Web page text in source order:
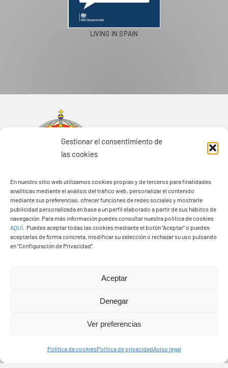
Gestionar el consentimiento de
las cookies
En nuestro sitio web utilizamos cookies propias y de terceros para finalidades
analíticas mediante el análisis del tráfico web, personalizar el contenido
mediante sus preferencias, ofrecer funciones de redes sociales y mostrarle
publicidad personalizada en base a un perfil elaborado a partir de sus hábitos de
navegación. Para más información puedes consultar nuestra política de cookies
AQUÍ
Puedes aceptar todas las cookies mediante el botón “Aceptar” o puedes
aceptarlas de forma concreta, modificar su selección o rechazar su uso pulsando
en “Configuración de Privacidad”.
Aceptar
Denegar
Ver preferencias
Política de cookiesPolítica de privacidadAviso legal
PASEOS EN CAMELLO
Ayuntamiento de Yaiza
Transparencia
© Copyright2026 Ayuntamiento de Yaiza - Todos los